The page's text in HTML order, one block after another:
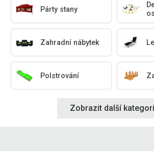
Párty stany
Zahradní nábytek
Polstrování
Zobrazit další